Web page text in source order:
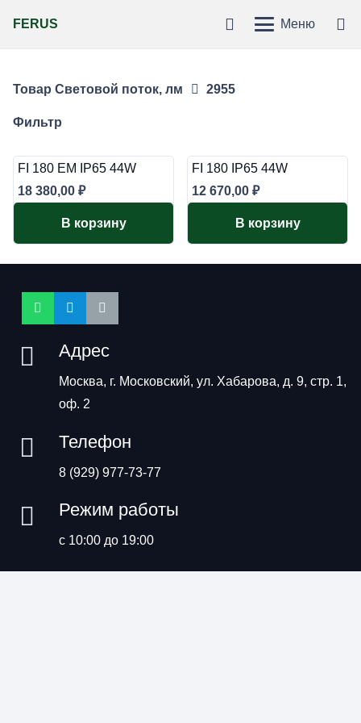
FERUS Меню
Товар Световой поток, лм 2955
Фильтр
FI 180 EM IP65 44W
18 380,00 ₽
В корзину
FI 180 IP65 44W
12 670,00 ₽
В корзину
Адрес
Москва, г. Московский, ул. Хабарова, д. 9, стр. 1,
оф. 2
Телефон
8 (929) 977-73-77
Режим работы
с 10:00 до 19:00